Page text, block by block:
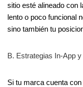
sitio esté alineado con
lento o poco funcional
sino también tu
B. Estrategias In-App
Si tu marca cuenta